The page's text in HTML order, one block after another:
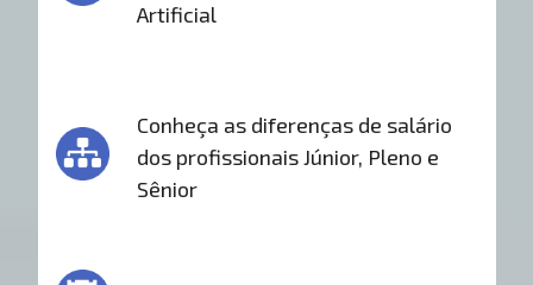
Artificial
Conheça as diferenças de salário
dos profissionais Júnior, Pleno e
Sênior